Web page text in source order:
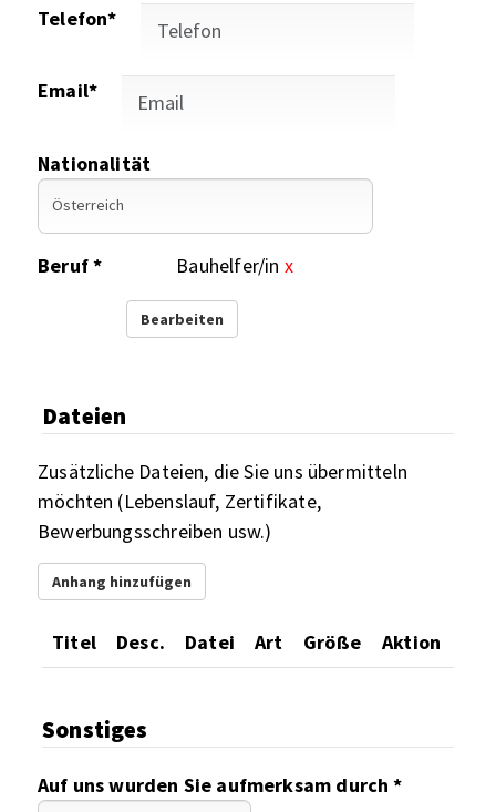
Telefon*
Email*
Nationalität
Beruf * Bauhelfer/in x
Bearbeiten
Dateien
Zusätzliche Dateien, die Sie uns übermitteln
möchten (Lebenslauf, Zertifikate,
Bewerbungsschreiben usw.)
Anhang hinzufügen
Titel Desc. Datei Art Größe Aktion
Sonstiges
Auf uns wurden Sie aufmerksam durch *